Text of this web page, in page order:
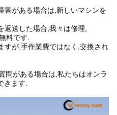
害がある場合は,新しいマシンを
送した場合,我々は修理,
料です.
すが,手作業費ではなく,交換され
問がある場合は,私たちはオンラ
きます.